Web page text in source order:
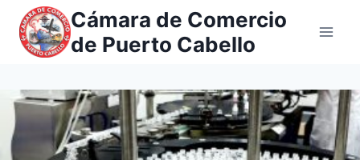
Saltar
contenido
Cámara de Comercio
de Puerto Cabello